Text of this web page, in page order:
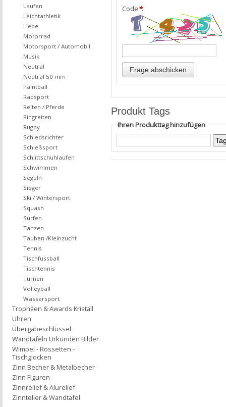
Code*:
Produkt Tags
Ihren Produkttag hinzufügen
Laufen
Leichtathletik
Liebe
Motorrad
Motorsport / Automobil
Musik
Neutral
Neutral 50 mm
Paintball
Radsport
Reiten / Pferde
Ringreiten
Rugby
Schiedsrichter
Schießsport
Schlittschuhlaufen
Schwimmen
Segeln
Sieger
Ski / Wintersport
Squash
Surfen
Tanzen
Tauben /Kleinzucht
Tennis
Tischfussball
Tischtennis
Turnen
Volleyball
Wassersport
Trophäen & Awards Kristall
Uhren
Übergabeschlüssel
Wandtafeln Urkunden Bilder
Wimpel - Rossetten -
Tischglocken
Zinn Becher & Metalbecher
Zinn Figuren
Zinnrelief & Alurelief
Zinnteller & Wandtafel